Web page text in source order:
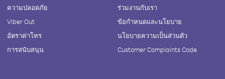
ความปลอดภัย
Viber Out
อัตราค่าโทร
การสนับสนุน
ร่วมงานกับเรา
ข้อกำหนดและนโยบาย
นโยบายความเป็นส่วนตัว
Customer Complaints Code